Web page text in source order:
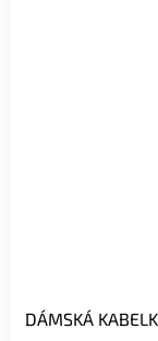
DÁMSKÁ